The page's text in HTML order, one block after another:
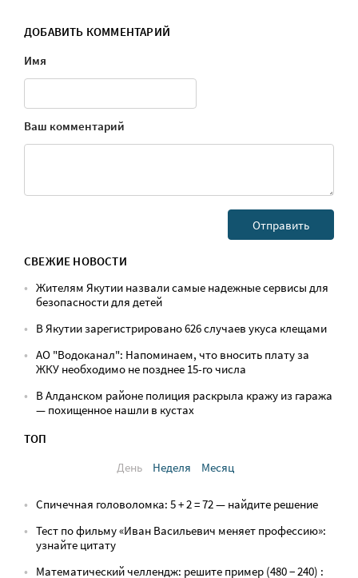
ДОБАВИТЬ КОММЕНТАРИЙ
Имя
Ваш комментарий
СВЕЖИЕ НОВОСТИ
Жителям Якутии назвали самые надежные сервисы для
безопасности для детей
В Якутии зарегистрировано 626 случаев укуса клещами
АО "Водоканал": Напоминаем, что вносить плату за
ЖКУ необходимо не позднее 15-го числа
В Алданском районе полиция раскрыла кражу из гаража
— похищенное нашли в кустах
ТОП
День
Неделя Месяц
Спичечная головоломка: 5 + 2 = 72 — найдите решение
Тест по фильму «Иван Васильевич меняет профессию»:
узнайте цитату
Математический челлендж: решите пример (480 − 240) :